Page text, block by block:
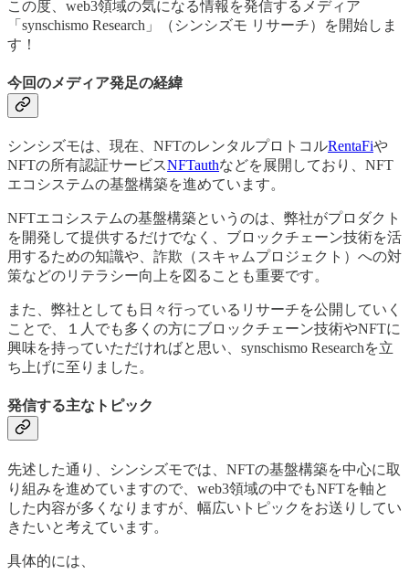
この度、web3領域の気になる情報を発信するメディア
「synschismo Research」（シンシズモ リサーチ）を開始しま
す！
今回のメディア発足の経緯
シンシズモは、現在、NFTのレンタルプロトコルRentaFiや
NFTの所有認証サービスNFTauthなどを展開しており、NFT
エコシステムの基盤構築を進めています。
NFTエコシステムの基盤構築というのは、弊社がプロダクト
を開発して提供するだけでなく、ブロックチェーン技術を活
用するための知識や、詐欺（スキャムプロジェクト）への対
策などのリテラシー向上を図ることも重要です。
また、弊社としても日々行っているリサーチを公開していく
ことで、１人でも多くの方にブロックチェーン技術やNFTに
興味を持っていただければと思い、synschismo Researchを立
ち上げに至りました。
発信する主なトピック
先述した通り、シンシズモでは、NFTの基盤構築を中心に取
り組みを進めていますので、web3領域の中でもNFTを軸と
した内容が多くなりますが、幅広いトピックをお送りしてい
きたいと考えています。
具体的には、